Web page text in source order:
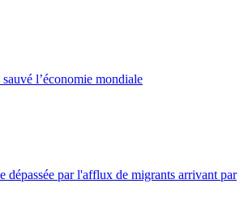
l’économie mondiale
dépassée par l'afflux de migrants arrivant par